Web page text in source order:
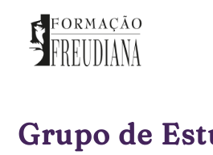
content
Grupo de